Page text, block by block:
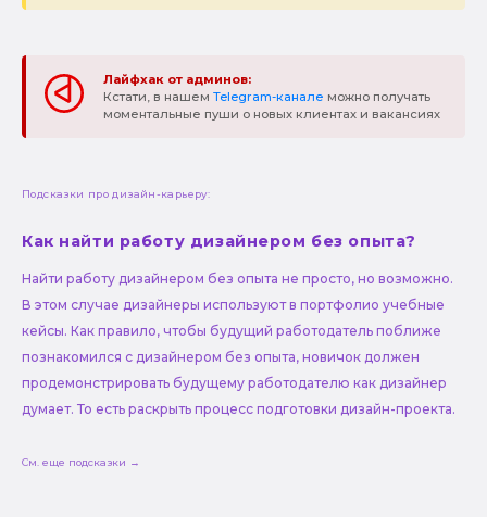
Лайфхак от админов:
Кстати, в нашем Telegram-канале можно получать
моментальные пуши о новых клиентах и вакансиях
Подсказки про дизайн-карьеру:
Как найти работу дизайнером без опыта?
Найти работу дизайнером без опыта не просто, но возможно.
В этом случае дизайнеры используют в портфолио учебные
кейсы. Как правило, чтобы будущий работодатель поближе
познакомился с дизайнером без опыта, новичок должен
продемонстрировать будущему работодателю как дизайнер
думает. То есть раскрыть процесс подготовки дизайн-проекта.
См. еще подсказки →